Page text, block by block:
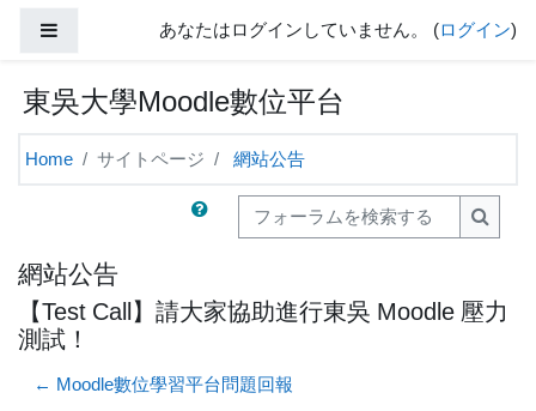
サイドパネルあなたはログインしていません。 (ログイン)
東吳大學Moodle數位平台
Home サイトページ 網站公告
フォーラムを検索する
フォ
網站公告
【Test Call】請大家協助進行東吳 Moodle 壓力
測試！
← Moodle數位學習平台問題回報